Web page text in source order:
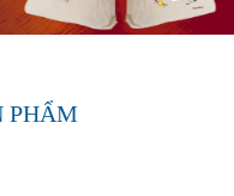
PHẨM